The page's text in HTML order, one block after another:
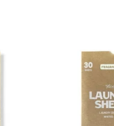
BAR TOFFEE CRUNCH, 60G. 1STK.